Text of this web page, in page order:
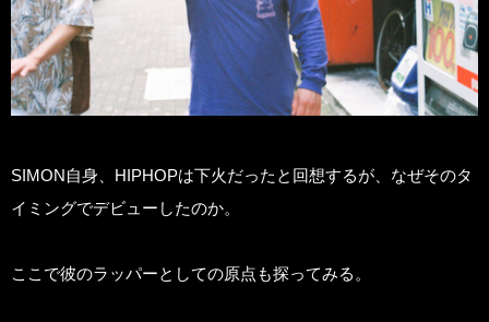
SIMON自身、HIPHOPは下火だったと回想するが、なぜそのタ
イミングでデビューしたのか。
ここで彼のラッパーとしての原点も探ってみる。